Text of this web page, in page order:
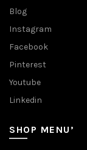
Blog
Instagram
Facebook
Pinterest
Youtube
Linkedin
SHOP MENU’